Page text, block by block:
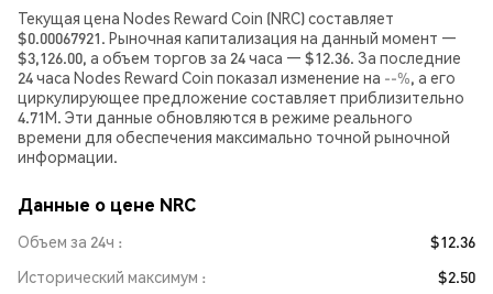
Текущая цена Nodes Reward Coin (NRC) составляет
$0.00067921. Рыночная капитализация на данный момент —
$3,126.00, а объем торгов за 24 часа — $12.36. За последние
24 часа Nodes Reward Coin показал изменение на --%, а его
циркулирующее предложение составляет приблизительно
4.71M. Эти данные обновляются в режиме реального
времени для обеспечения максимально точной рыночной
информации.
Данные о цене NRC
Объем за 24ч
$12.36
Исторический максимум
$2.50